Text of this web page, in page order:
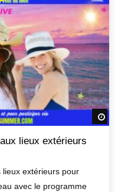
lieux extérieurs
lieux extérieurs pour
avec le programme